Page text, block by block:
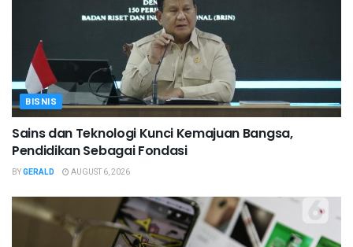
BISNIS
Sains dan Teknologi Kunci Kemajuan Bangsa,
Pendidikan Sebagai Fondasi
BYGERALD AUGUST 6, 2026